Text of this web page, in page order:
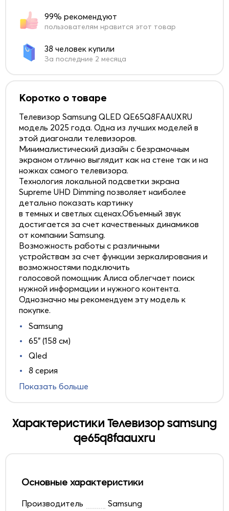
99% рекомендуют
пользователям нравится этот товар
38 человек купили
За последние 2 месяца
Коротко о товаре
Телевизор Samsung QLED QE65Q8FAAUXRU
модель 2025 года. Одна из лучших моделей в
этой диагонали телевизоров.
Минималистический дизайн с безрамочным
экраном отлично выглядит как на стене так и на
ножках самого телевизора.
Технология локальной подсветки экрана
Supreme UHD Dimming позволяет наиболее
детально показать картинку
в темных и светлых сценах.Объемный звук
достигается за счет качественных динамиков
от компании Samsung.
Возможность работы с различными
устройствам за счет функции зеркалирования и
возможностями подключить
голосовой помощник Алиса облегчает поиск
нужной информации и нужного контента.
Однозначно мы рекомендуем эту модель к
покупке.
Samsung
65" (158 см)
Qled
8 серия
Показать больше
Характеристики Телевизор samsung
qe65q8faauxru
Основные характеристики
Производитель Samsung